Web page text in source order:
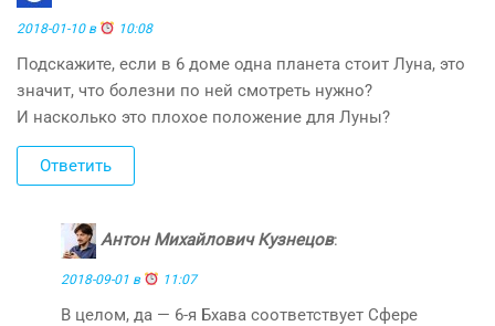
2018-01-10 в 10:08
Подскажите, если в 6 доме одна планета стоит Луна, это
значит, что болезни по ней смотреть нужно?
И насколько это плохое положение для Луны?
Ответить
Антон Михайлович Кузнецов:
2018-09-01 в 11:07
В целом, да — 6-я Бхава соответствует Сфере